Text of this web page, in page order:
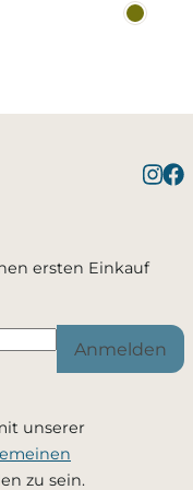
gelegt
sobald der
- per Mail
wieder
ausschließlich
ersten Einkauf
Anmelden
unserer
zu sein.